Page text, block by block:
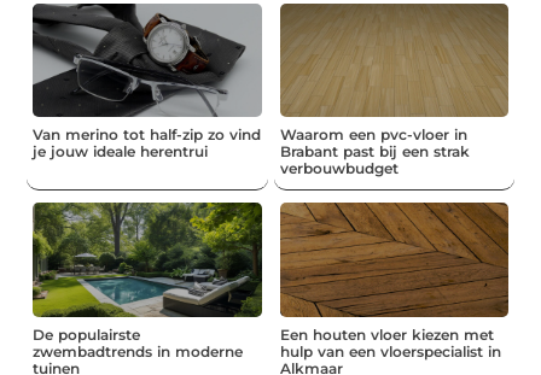
Van merino tot half-zip zo vind
je jouw ideale herentrui
Waarom een pvc-vloer in
Brabant past bij een strak
verbouwbudget
De populairste
zwembadtrends in moderne
tuinen
Een houten vloer kiezen met
hulp van een vloerspecialist in
Alkmaar